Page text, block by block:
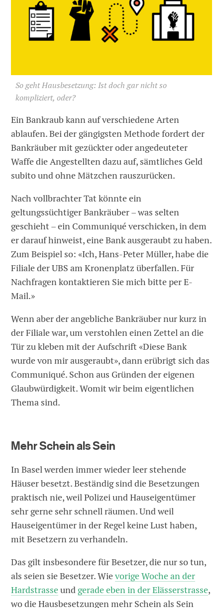
So geht Hausbesetzung: Ist doch gar nicht so
kompliziert, oder?
Ein Bankraub kann auf verschiedene Arten
ablaufen. Bei der gängigsten Methode fordert der
Bankräuber mit gezückter oder angedeuteter
Waffe die Angestellten dazu auf, sämtliches Geld
subito und ohne Mätzchen rauszurücken.
Nach vollbrachter Tat könnte ein
geltungssüchtiger Bankräuber – was selten
geschieht – ein Communiqué verschicken, in dem
er darauf hinweist, eine Bank ausgeraubt zu haben.
Zum Beispiel so: «Ich, Hans-Peter Müller, habe die
Filiale der UBS am Kronenplatz überfallen. Für
Nachfragen kontaktieren Sie mich bitte per E-
Mail.»
Wenn aber der angebliche Bankräuber nur kurz in
der Filiale war, um verstohlen einen Zettel an die
Tür zu kleben mit der Aufschrift «Diese Bank
wurde von mir ausgeraubt», dann erübrigt sich das
Communiqué. Schon aus Gründen der eigenen
Glaubwürdigkeit. Womit wir beim eigentlichen
Thema sind.
Mehr Schein als Sein
In Basel werden immer wieder leer stehende
Häuser besetzt. Beständig sind die Besetzungen
praktisch nie, weil Polizei und Hauseigentümer
sehr gerne sehr schnell räumen. Und weil
Hauseigentümer in der Regel keine Lust haben,
mit Besetzern zu verhandeln.
Das gilt insbesondere für Besetzer, die nur so tun,
als seien sie Besetzer. Wievorige Woche an der
Hardstrasseund gerade eben in der Elässerstrasse,
wo die Hausbesetzungen mehr Schein als Sein